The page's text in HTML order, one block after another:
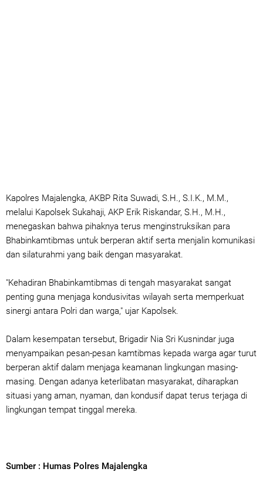
Kapolres Majalengka, AKBP Rita Suwadi, S.H., S.I.K., M.M.,
melalui Kapolsek Sukahaji, AKP Erik Riskandar, S.H., M.H.,
menegaskan bahwa pihaknya terus menginstruksikan para
Bhabinkamtibmas untuk berperan aktif serta menjalin komunikasi
dan silaturahmi yang baik dengan masyarakat.
"Kehadiran Bhabinkamtibmas di tengah masyarakat sangat
penting guna menjaga kondusivitas wilayah serta memperkuat
sinergi antara Polri dan warga," ujar Kapolsek.
Dalam kesempatan tersebut, Brigadir Nia Sri Kusnindar juga
menyampaikan pesan-pesan kamtibmas kepada warga agar turut
berperan aktif dalam menjaga keamanan lingkungan masing-
masing. Dengan adanya keterlibatan masyarakat, diharapkan
situasi yang aman, nyaman, dan kondusif dapat terus terjaga di
lingkungan tempat tinggal mereka.
Sumber : Humas Polres Majalengka